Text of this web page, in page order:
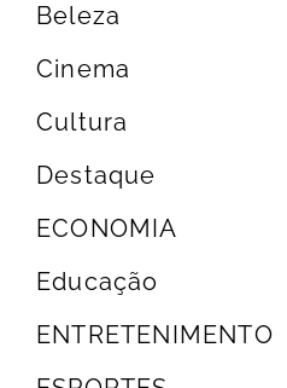
Beleza
Cinema
Cultura
Destaque
ECONOMIA
Educação
ENTRETENIMENTO